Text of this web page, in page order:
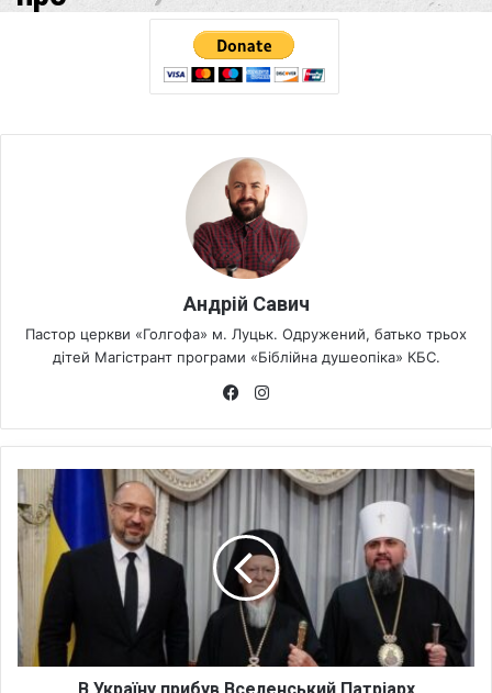
Андрій Савич
Пастор церкви «Голгофа» м. Луцьк. Одружений, батько трьох
дітей Магістрант програми «Біблійна душеопіка» КБС.
Fa
bo
ok
ra
m
В
У
к
р
а
ї
н
у
п